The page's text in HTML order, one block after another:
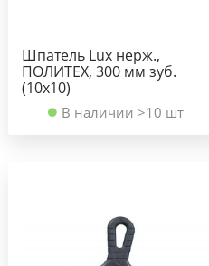
Шпатель Lux нерж.,
ПОЛИТЕХ, 300 мм зуб.
(10х10)
В наличии >10 шт